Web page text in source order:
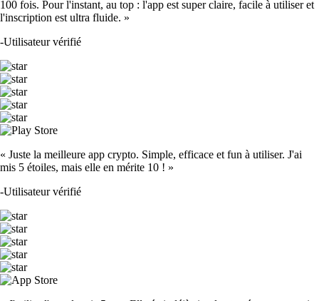
100 fois. Pour l'instant, au top : l'app est super claire, facile à utiliser et
l'inscription est ultra fluide. »
-Utilisateur vérifié
« Juste la meilleure app crypto. Simple, efficace et fun à utiliser. J'ai
mis 5 étoiles, mais elle en mérite 10 ! »
-Utilisateur vérifié